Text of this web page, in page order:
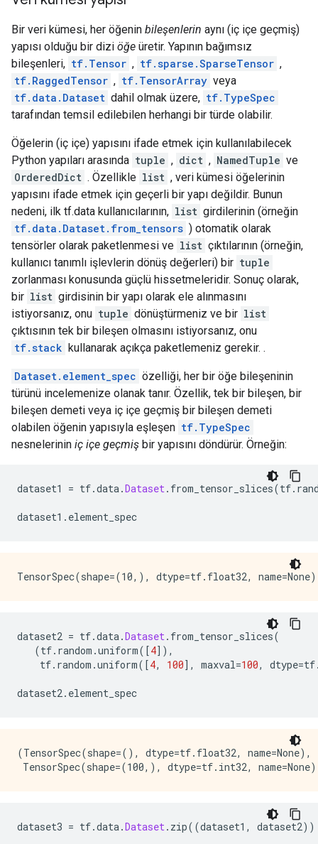
Bir veri kümesi, her öğenin bileşenlerin aynı (iç içe geçmiş)
yapısı olduğu bir dizi öğe üretir. Yapının bağımsız
bileşenleri, tf.Tensor , tf.sparse.SparseTensor ,
tf.RaggedTensor , tf.TensorArray veya
tf.data.Dataset dahil olmak üzere, tf.TypeSpec
tarafından temsil edilebilen herhangi bir türde olabilir.
Öğelerin (iç içe) yapısını ifade etmek için kullanılabilecek
Python yapıları arasında tuple , dict , NamedTuple ve
OrderedDict . Özellikle list , veri kümesi öğelerinin
yapısını ifade etmek için geçerli bir yapı değildir. Bunun
nedeni, ilk tf.data kullanıcılarının, list girdilerinin (örneğin
tf.data.Dataset.from_tensors ) otomatik olarak
tensörler olarak paketlenmesi ve list çıktılarının (örneğin,
kullanıcı tanımlı işlevlerin dönüş değerleri) bir tuple
zorlanması konusunda güçlü hissetmeleridir. Sonuç olarak,
bir list girdisinin bir yapı olarak ele alınmasını
istiyorsanız, onu tuple dönüştürmeniz ve bir list
çıktısının tek bir bileşen olmasını istiyorsanız, onu
tf.stack kullanarak açıkça paketlemeniz gerekir. .
Dataset.element_spec özelliği, her bir öğe bileşeninin
türünü incelemenize olanak tanır. Özellik, tek bir bileşen, bir
bileşen demeti veya iç içe geçmiş bir bileşen demeti
olabilen öğenin yapısıyla eşleşen tf.TypeSpec
nesnelerinin iç içe geçmiş bir yapısını döndürür. Örneğin:
dataset1 = tf.data.Dataset. from_tensor_slices(tf.
dataset1 . element_spec
dataset2 = tf.data.Dataset. from_tensor_slices(
(tf. random .uniform([4]),
tf. random .uniform([4, 100], maxval=100, dtype=tf
dataset2. element_spec
(TensorSpec(shape=(), dtype=tf.float32, name=None),
dataset3 = tf.data.Dataset. zip((dataset1 , dataset2))